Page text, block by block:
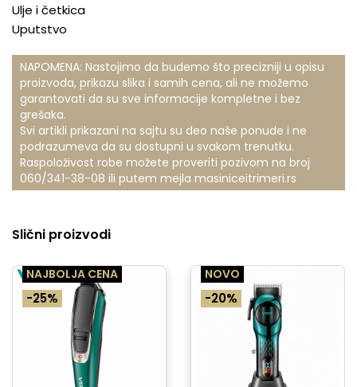
Ulje i četkica
Uputstvo
NAPOMENA: Nastojimo da budemo što precizniji u opisu
proizvoda, prikazu slika i samih cena, ali ne možemo
garantovati da su sve informacije kompletne i bez
grešaka.
Svi artikli prikazani na sajtu su deo naše ponude i ne
podrazumeva da su dostupni u svakom trenutku.
Raspoloživost robe možete proveriti pozivom na broj
060/341-38-08 ili putem mejla masiniceitrimeri.rs
Slični proizvodi
NAJBOLJA CENA
-25%
NOVO
-20%